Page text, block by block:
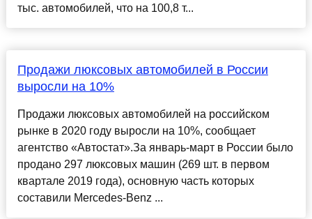
тыс. автомобилей, что на 100,8 т...
Продажи люксовых автомобилей в России
выросли на 10%
Продажи люксовых автомобилей на российском
рынке в 2020 году выросли на 10%, сообщает
агентство «Автостат».За январь-март в России было
продано 297 люксовых машин (269 шт. в первом
квартале 2019 года), основную часть которых
составили Mercedes-Benz ...